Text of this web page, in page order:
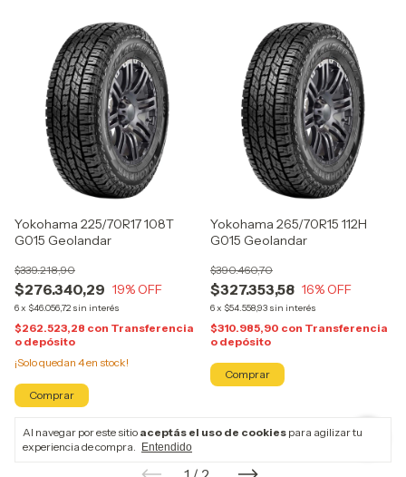
Al navegar por este sitio aceptás el uso de cookies para agilizar tu
experiencia de compra.
Entendido
Yokohama 225/70R17 108T
G015 Geolandar
$276.340,29
$339.218,90
19% OFF
6x $46.056,72 sin interés
$262.523,28 con Transferencia
o depósito
¡Solo quedan 4en stock!
Yokohama 265/70R15 112H
G015 Geolandar
$327.353,58
$390.460,70
16% OFF
6x $54.558,93 sin interés
$310.985,90 con Transferencia
o depósito